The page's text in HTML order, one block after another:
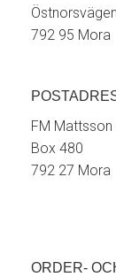
792 95 Mora
FM Mattsson
Box 480
792 27 Mora
ORDER-